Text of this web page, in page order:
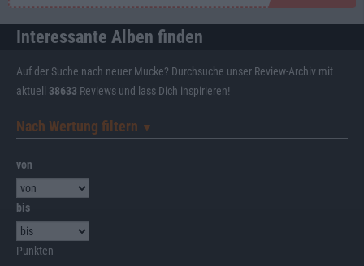
Interessante Alben finden
Auf der Suche nach neuer Mucke? Durchsuche unser Review-Archiv mit
aktuell 38633 Reviews und lass Dich inspirieren!
Nach Wertung filtern ▼︎
von
bis
Punkten